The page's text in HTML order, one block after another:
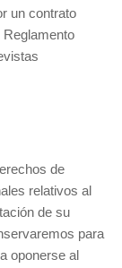
un contrato
de
relativos al
de su
para
oponerse al